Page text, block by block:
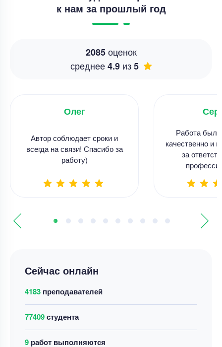
Сейчас онлайн
4183 преподавателей
77409студента
9 работ выполняются
к нам за прошлый год
2085оценок
среднее4.9 из5
Олег
Автор соблюдает сроки и
всегда на связи! Спасибо за
работу)
Работа
качественно и
за